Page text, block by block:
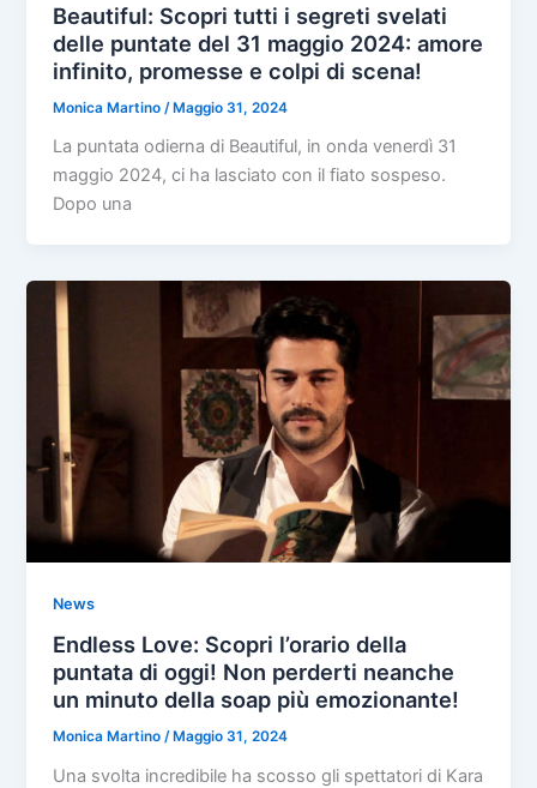
Beautiful: Scopri tutti i segreti svelati
delle puntate del 31 maggio 2024: amore
infinito, promesse e colpi di scena!
Monica Martino /Maggio 31, 2024
La puntata odierna di Beautiful, in onda venerdì 31
maggio 2024, ci ha lasciato con il fiato sospeso.
Dopo una
News
Endless Love: Scopri l’orario della
puntata di oggi! Non perderti neanche
un minuto della soap più emozionante!
Monica Martino/ Maggio 31, 2024
Una svolta incredibile ha scosso gli spettatori di Kara